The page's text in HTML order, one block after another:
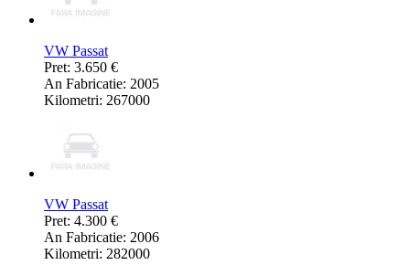
VW Passat
Pret: 3.650 €
An Fabricatie: 2005
Kilometri: 267000
VW Passat
Pret: 4.300 €
An Fabricatie: 2006
Kilometri: 282000